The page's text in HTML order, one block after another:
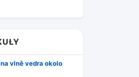
vlně vedra okolo